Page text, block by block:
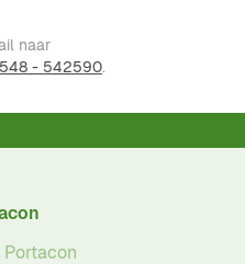
naar
- 542590.